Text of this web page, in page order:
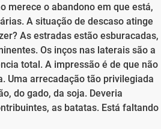
merece o abandono em que está,
A situação de descaso atinge
As estradas estão esburacadas,
Os inços nas laterais são a
total. A impressão é de que não
Uma arrecadação tão privilegiada
do gado, da soja. Deveria
as batatas. Está faltando